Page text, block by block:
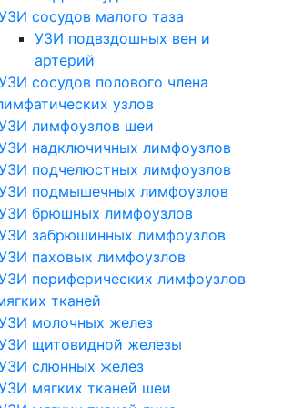
сосудов малого таза
УЗИ подвздошных вен и
артерий
сосудов полового члена
узлов
лимфоузлов шеи
надключичных лимфоузлов
подчелюстных лимфоузлов
подмышечных лимфоузлов
брюшных лимфоузлов
забрюшинных лимфоузлов
паховых лимфоузлов
периферических лимфоузлов
тканей
молочных желез
щитовидной железы
слюнных желез
мягких тканей шеи